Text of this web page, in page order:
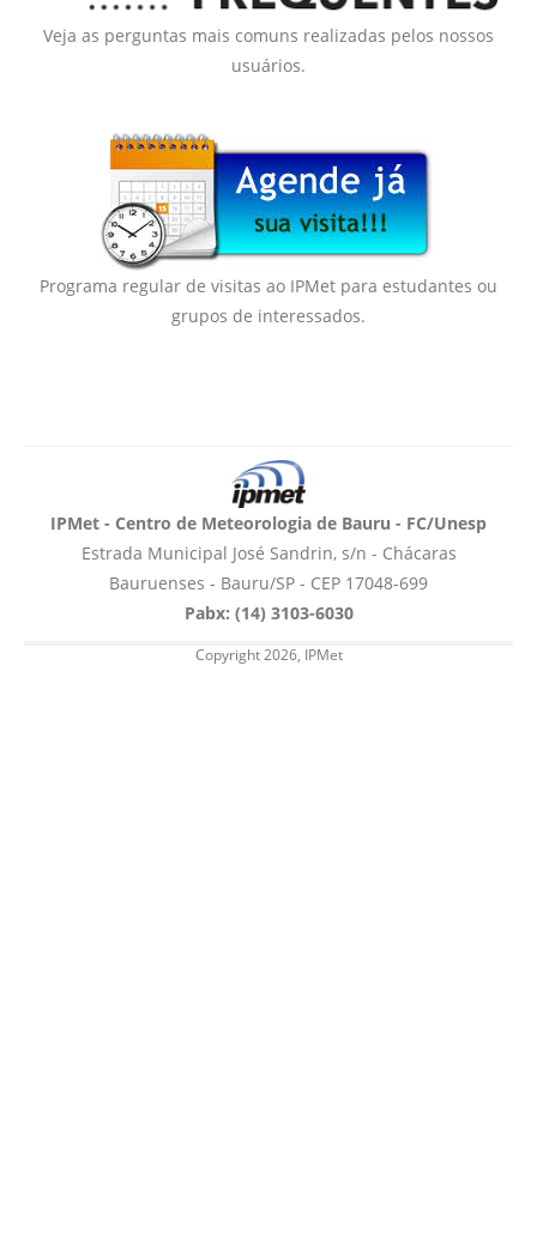
Veja as perguntas mais comuns realizadas pelos nossos
usuários.
Programa regular de visitas ao IPMet para estudantes ou
grupos de interessados.
IPMet - Centro de Meteorologia de Bauru - FC/Unesp
Estrada Municipal José Sandrin, s/n - Chácaras
Bauruenses - Bauru/SP - CEP 17048-699
Pabx: (14) 3103-6030
Copyright 2026, IPMet